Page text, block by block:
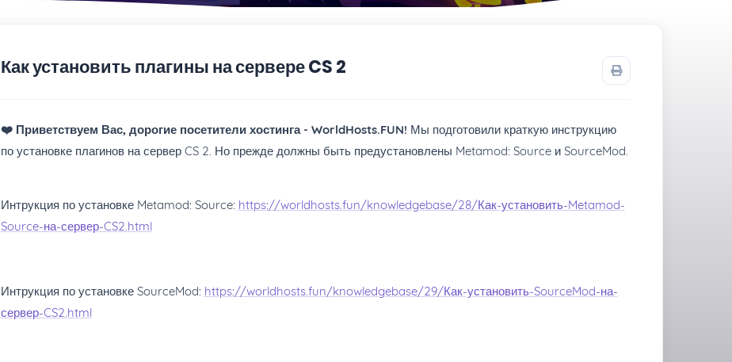
Как установить плагины на сервере CS 2
❤️Приветствуем Вас, дорогие посетители хостинга - WorldHosts.FUN! Мы подготовили краткую инструкцию
по установке плагинов на сервер CS 2. Но прежде должны быть предустановлены Metamod: Source и SourceMod.
Интрукция по установке Metamod: Source: https://worldhosts.fun/knowledgebase/28/Как-установить-Metamod-
Source-на-сервер-CS2.html
Интрукция по установке SourceMod: https://worldhosts.fun/knowledgebase/29/Как-установить-SourceMod-на-
сервер-CS2.html